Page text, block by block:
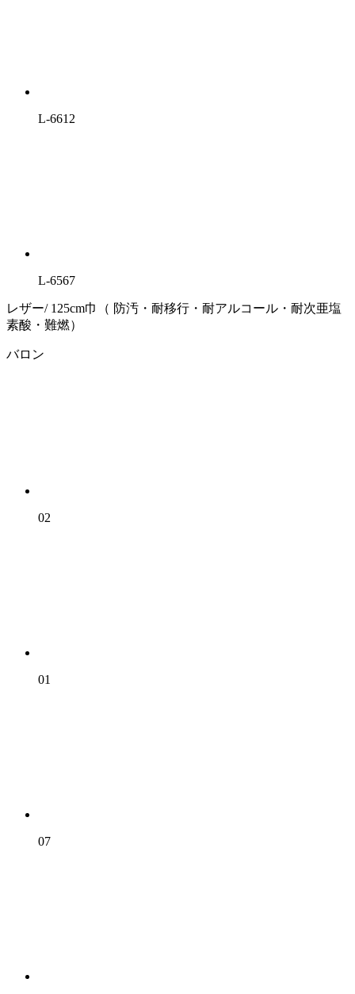
L-6612
L-6567
レザー/ 125cm巾（ 防汚・耐移行・耐アルコール・耐次亜塩
素酸・難燃）
バロン
02
01
07